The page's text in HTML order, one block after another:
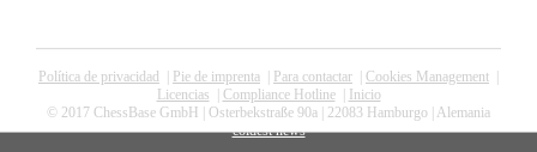
Política de privacidad Pie de imprenta Para contactar Cookies Management
Licencias
Compliance Hotline|
Inicio
© 2017 ChessBase GmbH | Osterbekstraße 90a | 22083 Hamburgo | Alemania
coldest news